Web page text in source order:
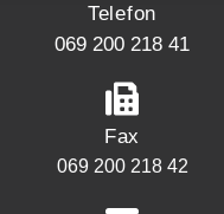
Telefon
069 200 218 41
Fax
069 200 218 42